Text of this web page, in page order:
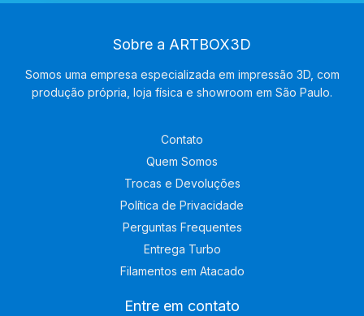
Sobre a ARTBOX3D
Somos uma empresa especializada em impressão 3D, com
produção própria, loja física e showroom em São Paulo.
Contato
Quem Somos
Trocas e Devoluções
Política de Privacidade
Perguntas Frequentes
Entrega Turbo
Filamentos em Atacado
Entre em contato